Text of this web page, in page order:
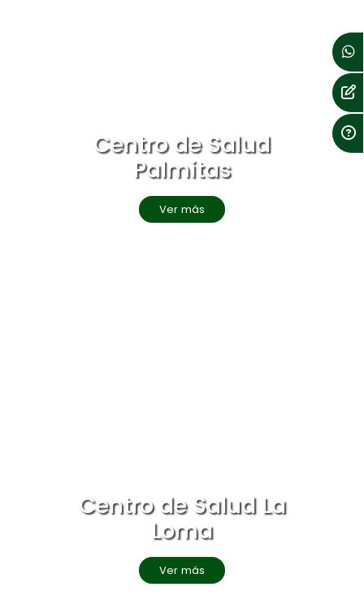
Centro de Salud
Palmitas
Ver más
Centro de Salud La
Loma
Ver más